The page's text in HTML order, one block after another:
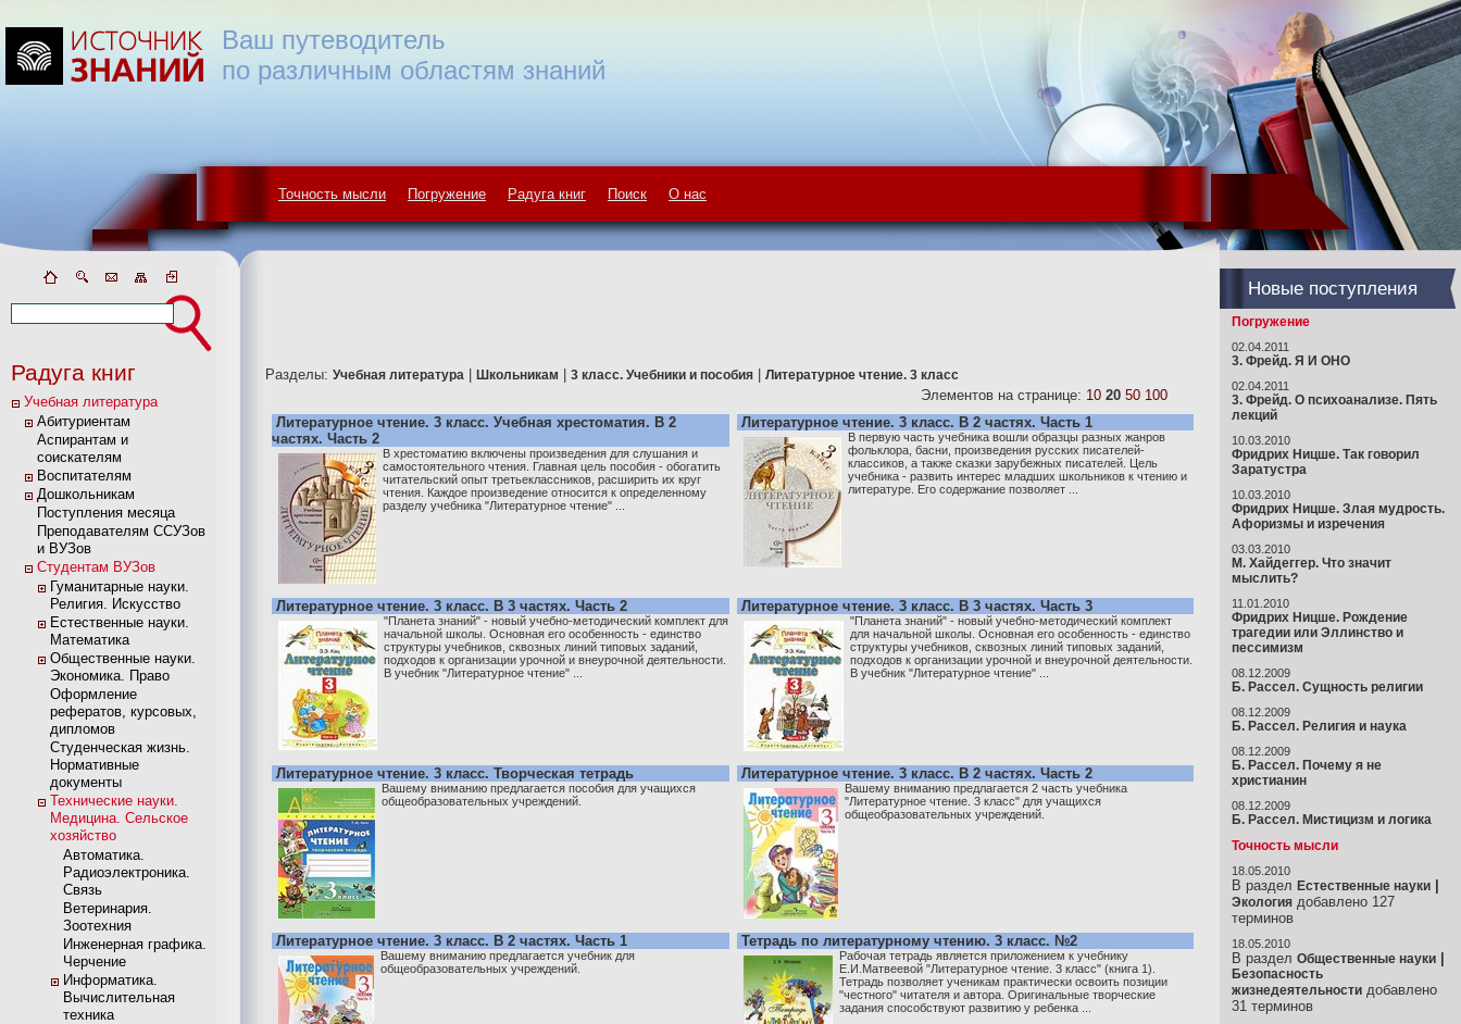
Точность мысли Погружение Радуга книг Поиск О нас
Ваш путеводитель
по различным областям знаний
Радуга книг
Учебная литература
Абитуриентам
Аспирантам и
соискателям
Воспитателям
Дошкольникам
Поступления месяца
Преподавателям ССУЗов
и ВУЗов
Студентам ВУЗов
Гуманитарные науки.
Религия. Искусство
Естественные науки.
Математика
Общественные науки.
Экономика. Право
Оформление
рефератов, курсовых,
дипломов
Студенческая жизнь.
Нормативные
документы
Технические науки.
Медицина. Сельское
хозяйство
Автоматика.
Радиоэлектроника.
Связь
Ветеринария.
Зоотехния
Инженерная графика.
Черчение
Информатика.
Вычислительная
техника
Разделы: Учебная литература Школьникам 3 класс. Учебники и пособия Литературное чтение. 3 класс
Элементов на странице: 10 20 50 100
Литературное чтение. 3 класс. Учебная хрестоматия. В 2
частях. Часть 2
В хрестоматию включены произведения для слушания и
самостоятельного чтения. Главная цель пособия - обогатить
читательский опыт третьеклассников, расширить их круг
чтения. Каждое произведение относится к определенному
разделу учебника "Литературное чтение" ...
Литературное чтение. 3 класс. В 2 частях. Часть 1
В первую часть учебника вошли образцы разных жанров
фольклора, басни, произведения русских писателей-
классиков, а также сказки зарубежных писателей. Цель
учебника - развить интерес младших школьников к чтению и
литературе. Его содержание позволяет ...
Литературное чтение. 3 класс. В 3 частях. Часть 2
"Планета знаний" - новый учебно-методический комплект для
начальной школы. Основная его особенность - единство
структуры учебников, сквозных линий типовых заданий,
подходов к организации урочной и внеурочной деятельности.
В учебник "Литературное чтение" ...
Литературное чтение. 3 класс. В 3 частях. Часть 3
"Планета знаний" - новый учебно-методический комплект
для начальной школы. Основная его особенность - единство
структуры учебников, сквозных линий типовых заданий,
подходов к организации урочной и внеурочной деятельности.
В учебник "Литературное чтение" ...
Литературное чтение. 3 класс. Творческая тетрадь
Вашему вниманию предлагается пособия для учащихся
общеобразовательных учреждений.
Литературное чтение. 3 класс. В 2 частях. Часть 2
Вашему вниманию предлагается 2 часть учебника
"Литературное чтение. 3 класс" для учащихся
общеобразовательных учреждений.
Литературное чтение. 3 класс. В 2 частях. Часть 1
Вашему вниманию предлагается учебник для
общеобразовательных учреждений.
Тетрадь по литературному чтению. 3 класс. №2
Рабочая тетрадь является приложением к учебнику
Е.И.Матвеевой "Литературное чтение. 3 класс" (книга 1).
Тетрадь позволяет ученикам практически освоить позиции
"честного" читателя и автора. Оригинальные творческие
задания способствуют развитию у ребенка ...
Новые поступления
Погружение
02.04.2011
3. Фрейд. Я И ОНО
02.04.2011
3. Фрейд. О психоанализе. Пять
лекций
10.03.2010
Фридрих Ницше. Так говорил
Заратустра
10.03.2010
Фридрих Ницше. Злая мудрость.
Афоризмы и изречения
03.03.2010
М. Хайдеггер. Что значит
мыслить?
11.01.2010
Фридрих Ницше. Рождение
трагедии или Эллинство и
пессимизм
08.12.2009
Б. Рассел. Сущность религии
08.12.2009
Б. Рассел. Религия и наука
08.12.2009
Б. Рассел. Почему я не
христианин
08.12.2009
Б. Рассел. Мистицизм и логика
Точность мысли
18.05.2010
В раздел Естественные науки
Экология добавлено 127
терминов
18.05.2010
В раздел Общественные науки
Безопасность
жизнедеятельности добавлено
31 терминов